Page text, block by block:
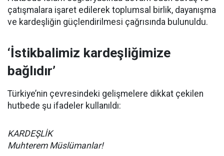
çatışmalara işaret edilerek toplumsal birlik, dayanışma
ve kardeşliğin güçlendirilmesi çağrısında bulunuldu.
‘İstikbalimiz kardeşliğimize
bağlıdır’
Türkiye’nin çevresindeki gelişmelere dikkat çekilen
hutbede şu ifadeler kullanıldı:
KARDEŞLİK
Muhterem Müslümanlar!